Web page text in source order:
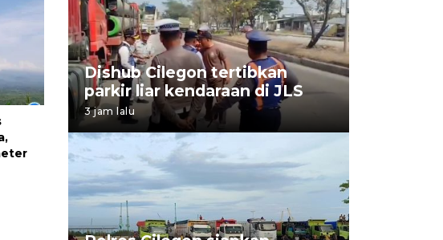
Dishub Cilegon tertibkan
parkir liar kendaraan di JLS
3 jam lalu